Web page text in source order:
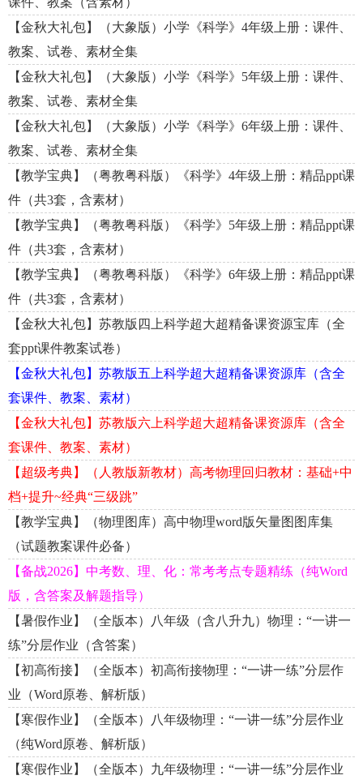
【金秋大礼包】（大象版）小学《科学》4年级上册：课件、
教案、试卷、素材全集
【金秋大礼包】（大象版）小学《科学》5年级上册：课件、
教案、试卷、素材全集
【金秋大礼包】（大象版）小学《科学》6年级上册：课件、
教案、试卷、素材全集
【教学宝典】（粤教粤科版）《科学》4年级上册：精品ppt课
件（共3套，含素材）
【教学宝典】（粤教粤科版）《科学》5年级上册：精品ppt课
件（共3套，含素材）
【教学宝典】（粤教粤科版）《科学》6年级上册：精品ppt课
件（共3套，含素材）
【金秋大礼包】苏教版四上科学超大超精备课资源宝库（全
套ppt课件教案试卷）
【金秋大礼包】苏教版五上科学超大超精备课资源库（含全
套课件、教案、素材）
【金秋大礼包】苏教版六上科学超大超精备课资源库（含全
套课件、教案、素材）
【超级考典】（人教版新教材）高考物理回归教材：基础+中
档+提升~经典“三级跳”
【教学宝典】（物理图库）高中物理word版矢量图图库集
（试题教案课件必备）
【备战2026】中考数、理、化：常考考点专题精练（纯Word
版，含答案及解题指导）
【暑假作业】（全版本）八年级（含八升九）物理：“一讲一
练”分层作业（含答案）
【初高衔接】（全版本）初高衔接物理：“一讲一练”分层作
业（Word原卷、解析版）
【寒假作业】（全版本）八年级物理：“一讲一练”分层作业
（纯Word原卷、解析版）
【寒假作业】（全版本）九年级物理：“一讲一练”分层作业